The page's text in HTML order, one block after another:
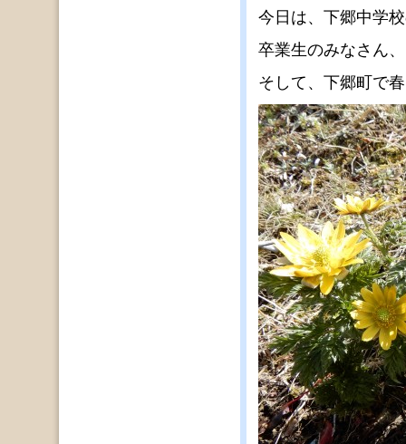
今日は、下郷中学
卒業生のみなさん
そして、下郷町で